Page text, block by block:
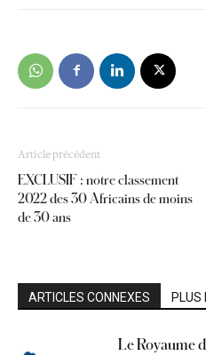
Article précédent
EXCLUSIF : notre classement
2022 des 30 Africains de moins
de 30 ans
ARTICLES CONNEXES PLUS
Le Royaume